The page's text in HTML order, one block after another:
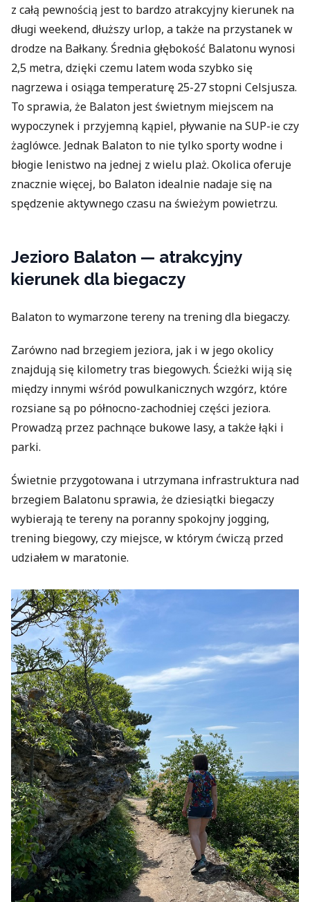
z całą pewnością jest to bardzo atrakcyjny kierunek na
długi weekend, dłuższy urlop, a także na przystanek w
drodze na Bałkany. Średnia głębokość Balatonu wynosi
2,5 metra, dzięki czemu latem woda szybko się
nagrzewa i osiąga temperaturę 25-27 stopni Celsjusza.
To sprawia, że Balaton jest świetnym miejscem na
wypoczynek i przyjemną kąpiel, pływanie na SUP-ie czy
żaglówce. Jednak Balaton to nie tylko sporty wodne i
błogie lenistwo na jednej z wielu plaż. Okolica oferuje
znacznie więcej, bo Balaton idealnie nadaje się na
spędzenie aktywnego czasu na świeżym powietrzu.
Jezioro Balaton — atrakcyjny
kierunek dla biegaczy
Balaton to wymarzone tereny na trening dla biegaczy.
Zarówno nad brzegiem jeziora, jak i w jego okolicy
znajdują się kilometry tras biegowych. Ścieżki wiją się
między innymi wśród powulkanicznych wzgórz, które
rozsiane są po północno-zachodniej części jeziora.
Prowadzą przez pachnące bukowe lasy, a także łąki i
parki.
Świetnie przygotowana i utrzymana infrastruktura nad
brzegiem Balatonu sprawia, że dziesiątki biegaczy
wybierają te tereny na poranny spokojny jogging,
trening biegowy, czy miejsce, w którym ćwiczą przed
udziałem w maratonie.